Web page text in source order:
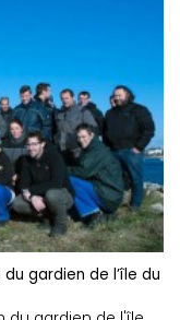
gardien de l’île du